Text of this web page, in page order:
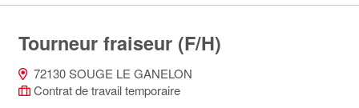
Tourneur fraiseur (F/H)
72130 SOUGE LE GANELON
Contrat de travail temporaire